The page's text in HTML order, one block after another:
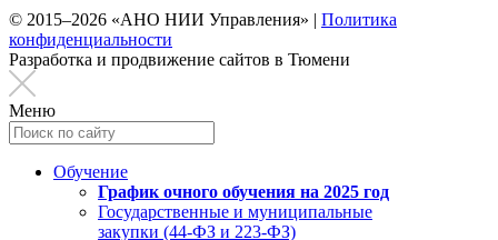
© 2015–2026 «АНО НИИ Управления» | Политика
конфиденциальности
Разработка и продвижение сайтов в Тюмени
Меню
Обучение
График очного обучения на 2025 год
Государственные и муниципальные
закупки (44-ФЗ и 223-ФЗ)